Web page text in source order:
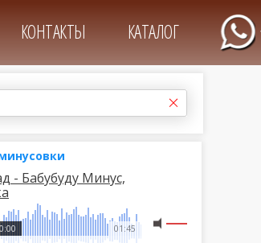
КОНТАКТЫ КАТАЛОГ
- Бабубуду Минус,
01:45